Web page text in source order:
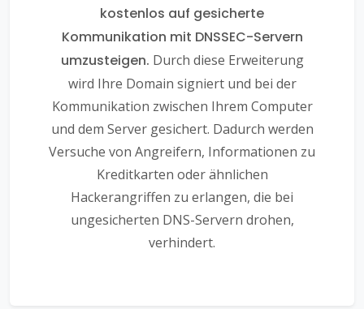
kostenlos auf gesicherte
Kommunikation mit DNSSEC-Servern
umzusteigen. Durch diese Erweiterung
wird Ihre Domain signiert und bei der
Kommunikation zwischen Ihrem Computer
und dem Server gesichert. Dadurch werden
Versuche von Angreifern, Informationen zu
Kreditkarten oder ähnlichen
Hackerangriffen zu erlangen, die bei
ungesicherten DNS-Servern drohen,
verhindert.